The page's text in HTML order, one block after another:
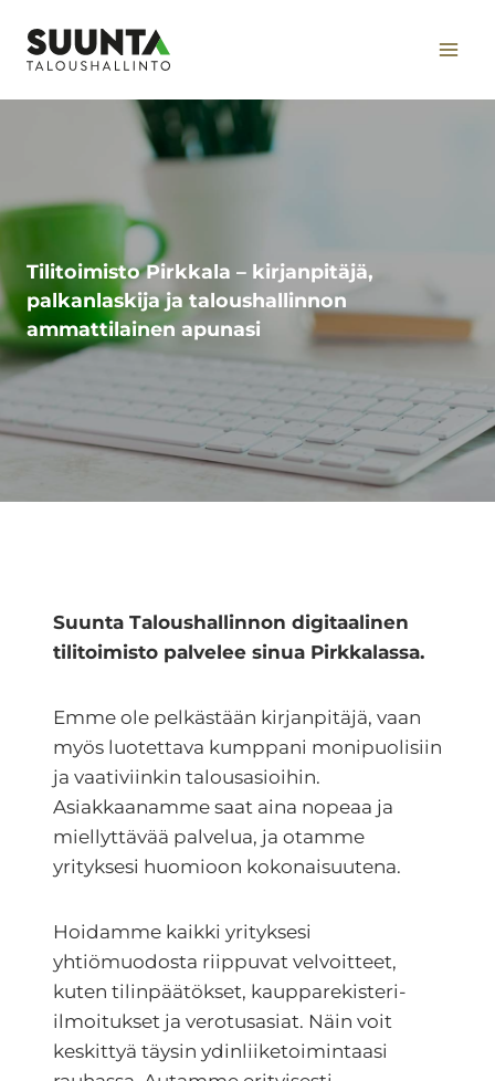
sisältöön
Tilitoimisto Pirkkala – kirjanpitäjä,
palkanlaskija ja taloushallinnon
ammattilainen apunasi
Suunta Taloushallinnon digitaalinen
tilitoimisto palvelee sinua Pirkkalassa.
Emme ole pelkästään kirjanpitäjä, vaan
myös luotettava kumppani monipuolisiin
ja vaativiinkin talousasioihin.
Asiakkaanamme saat aina nopeaa ja
miellyttävää palvelua, ja otamme
yrityksesi huomioon kokonaisuutena.
Hoidamme kaikki yrityksesi
yhtiömuodosta riippuvat velvoitteet,
kuten tilinpäätökset, kaupparekisteri-
ilmoitukset ja verotusasiat. Näin voit
keskittyä täysin ydinliiketoimintaasi